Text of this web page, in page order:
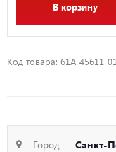
В корзину
Код товара: 61A-45611-
Город — Санкт-